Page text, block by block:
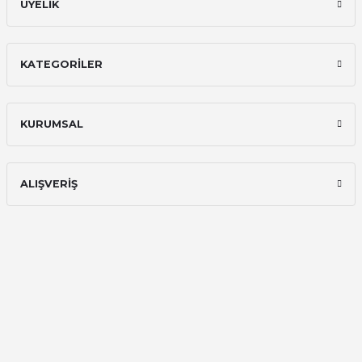
ÜYELİK
KATEGORİLER
KURUMSAL
ALIŞVERİŞ